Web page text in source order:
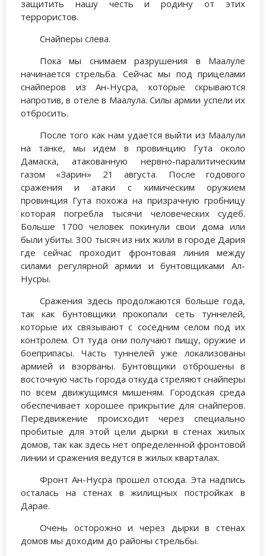
защитить нашу честь и родину от этих
террористов.
Снайперы слева.
Пока мы снимаем разрушения в Маалуле
начинается стрельба. Сейчас мы под прицелами
снайперов из Ан-Нусра, которые скрываются
напротив, в отеле в Маалула. Силы армии успели их
отбросить.
После того как нам удается выйти из Маалули
на танке, мы идем в провинцию Гута около
Дамаска, атакованную нервно-паралитическим
газом «Зарин» 21 августа. После годового
сражения и атаки с химическим оружием
провинция Гута похожа на призрачную гробницу
которая погребла тысячи человеческих судеб.
Больше 1700 человек покинули свои дома или
были убиты. 300 тысяч из них жили в городе Дария
где сейчас проходит фронтовая линия между
силами регулярной армии и бунтовщиками Ал-
Нусры.
Сражения здесь продолжаются больше года,
так как бунтовщики прокопали сеть туннелей,
которые их связывают с соседним селом под их
контролем. От туда они получают пищу, оружие и
боеприпасы. Часть туннелей уже локализованы
армией и взорваны. Бунтовщики отброшены в
восточную часть города откуда стреляют снайперы
по всем движущимся мишеням. Городская среда
обеспечивает хорошее прикрытие для снайперов.
Передвижение происходит через специально
пробитые для этой цели дырки в стенах жилых
домов, так как здесь нет определенной фронтовой
линии и сражения ведутся в жилых кварталах.
Фронт Ан-Нусра прошел отсюда. Эта надпись
осталась на стенах в жилищных постройках в
Дарае.
Очень осторожно и через дырки в стенах
домов мы доходим до районы стрельбы.